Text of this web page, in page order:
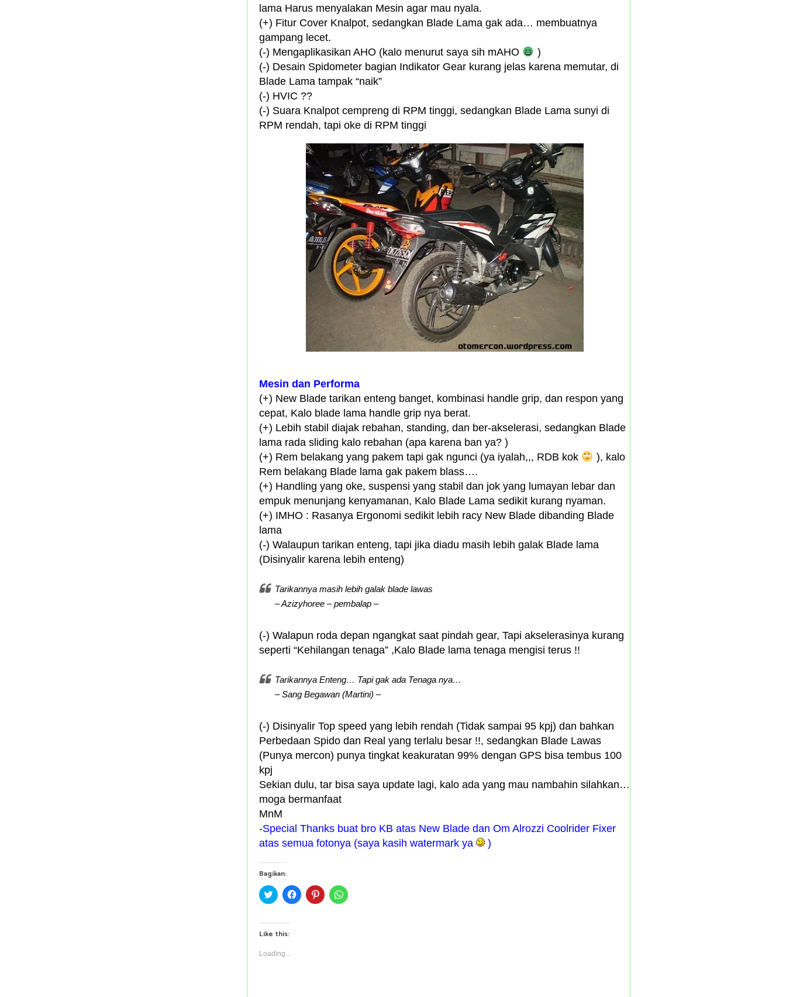
lama Harus menyalakan Mesin agar mau nyala.
(+) Fitur Cover Knalpot, sedangkan Blade Lama gak ada… membuatnya
gampang lecet.
(-) Mengaplikasikan AHO (kalo menurut saya sih mAHO
)
(-) Desain Spidometer bagian Indikator Gear kurang jelas karena memutar, di
Blade Lama tampak “naik”
(-) HVIC ??
(-) Suara Knalpot cempreng di RPM tinggi, sedangkan Blade Lama sunyi di
RPM rendah, tapi oke di RPM tinggi
Mesin dan Performa
(+) New Blade tarikan enteng banget, kombinasi handle grip, dan respon yang
cepat, Kalo blade lama handle grip nya berat.
(+) Lebih stabil diajak rebahan, standing, dan ber-akselerasi, sedangkan Blade
lama rada sliding kalo rebahan (apa karena ban ya? )
(+) Rem belakang yang pakem tapi gak ngunci (ya iyalah,,, RDB kok
), kalo
Rem belakang Blade lama gak pakem blass….
(+) Handling yang oke, suspensi yang stabil dan jok yang lumayan lebar dan
empuk menunjang kenyamanan, Kalo Blade Lama sedikit kurang nyaman.
(+) IMHO : Rasanya Ergonomi sedikit lebih racy New Blade dibanding Blade
lama
(-) Walaupun tarikan enteng, tapi jika diadu masih lebih galak Blade lama
(Disinyalir karena lebih enteng)
Tarikannya masih lebih galak blade lawas
– Azizyhoree – pembalap –
(-) Walapun roda depan ngangkat saat pindah gear, Tapi akselerasinya kurang
seperti “Kehilangan tenaga” ,Kalo Blade lama tenaga mengisi terus !!
Tarikannya Enteng… Tapi gak ada Tenaga nya…
– Sang Begawan (Martini) –
(-) Disinyalir Top speed yang lebih rendah (Tidak sampai 95 kpj) dan bahkan
Perbedaan Spido dan Real yang terlalu besar !!, sedangkan Blade Lawas
(Punya mercon) punya tingkat keakuratan 99% dengan GPS bisa tembus 100
kpj
Sekian dulu, tar bisa saya update lagi, kalo ada yang mau nambahin silahkan…
moga bermanfaat
MnM
-Special Thanks buat bro KB atas New Blade dan Om Alrozzi Coolrider Fixer
atas semua fotonya (saya kasih watermark ya
)
Bagikan:
C
l
k
t
o
h
C
l
C
l
C
l
Like this:
Loading...